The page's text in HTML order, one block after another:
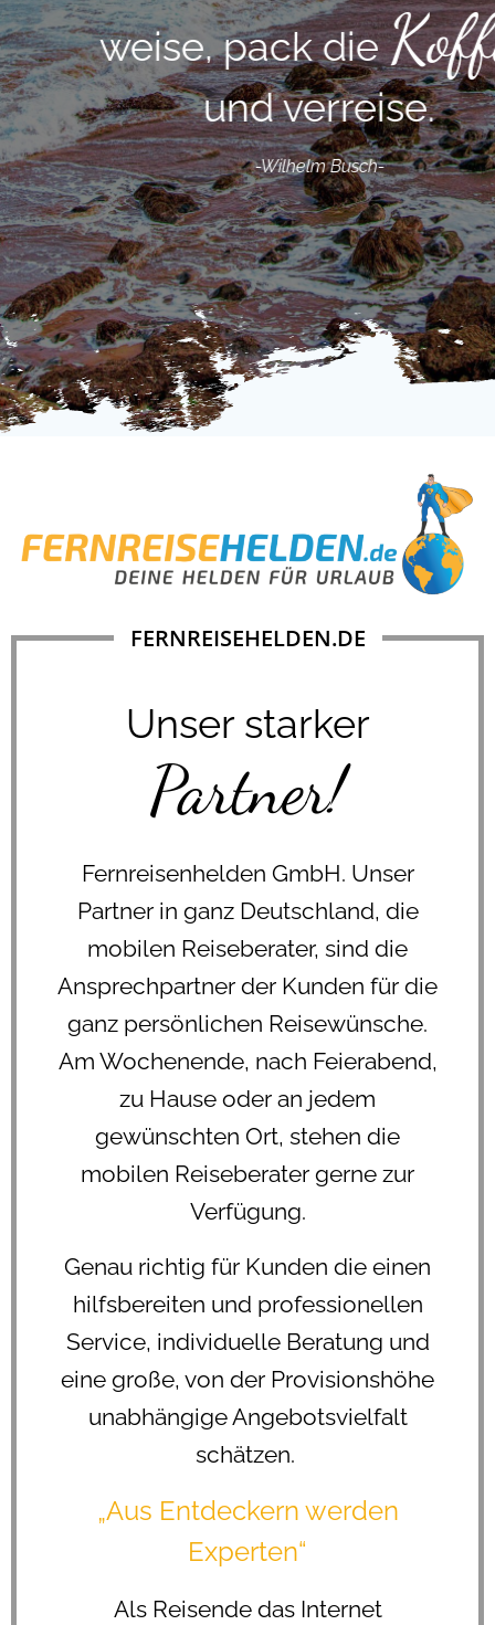
weise, pack dieKoffer
und verreise.
-Wilhelm Busch-
FERNREISEHELDEN.DE
Unser starker
Partner!
Fernreisenhelden GmbH. Unser
Partner in ganz Deutschland, die
mobilen Reiseberater, sind die
Ansprechpartner der Kunden für die
ganz persönlichen Reisewünsche.
Am Wochenende, nach Feierabend,
zu Hause oder an jedem
gewünschten Ort, stehen die
mobilen Reiseberater gerne zur
Verfügung.
Genau richtig für Kunden die einen
hilfsbereiten und professionellen
Service, individuelle Beratung und
eine große, von der Provisionshöhe
unabhängige Angebotsvielfalt
schätzen.
„Aus Entdeckern werden
Experten“
Als Reisende das Internet